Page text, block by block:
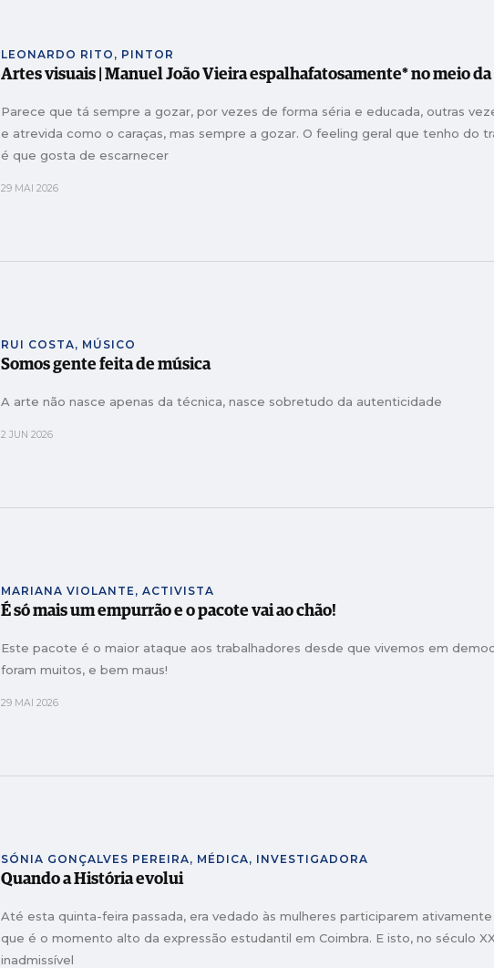
LEONARDO RITO, PINTOR
Artes visuais | Manuel João Vieira espalhafatosamente* no meio da
Parece que tá sempre a gozar, por vezes de forma séria e educada, outras
e atrevida como o caraças, mas sempre a gozar. O feeling geral que tenho do
é que gosta de escarnecer
29 MAI 2026
RUI COSTA, MÚSICO
Somos gente feita de música
A arte não nasce apenas da técnica, nasce sobretudo da autenticidade
2 JUN 2026
MARIANA VIOLANTE, ACTIVISTA
É só mais um empurrão e o pacote vai ao chão!
Este pacote é o maior ataque aos trabalhadores desde que vivemos em
foram muitos, e bem maus!
29 MAI 2026
SÓNIA GONÇALVES PEREIRA, MÉDICA, INVESTIGADORA
Quando a História evolui
Até esta quinta-feira passada, era vedado às mulheres participarem
que é o momento alto da expressão estudantil em Coimbra. E isto, no século
inadmissível